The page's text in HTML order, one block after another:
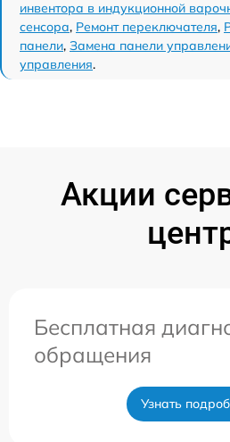
инвентора в индукционной
сенсора, Ремонт переключателя,
панели, Замена панели
управления.
Акции
Бесплатная
обращения
Узнать